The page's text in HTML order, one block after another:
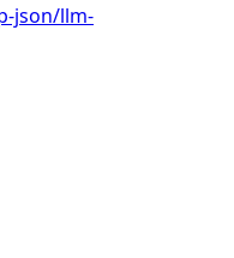
json/llm-